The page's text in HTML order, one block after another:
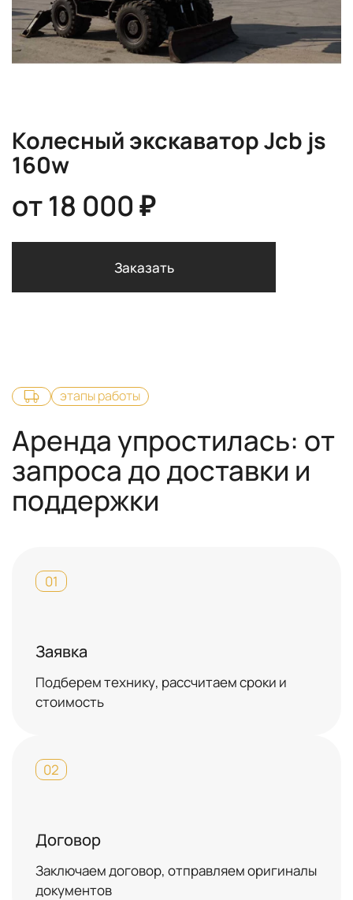
Колесный экскаватор Jcb js
160w
от18 000 ₽
Заказать
этапы работы
Аренда упростилась: от
запроса до доставки и
поддержки
01
Заявка
Подберем технику, рассчитаем сроки и
стоимость
02
Договор
Заключаем договор, отправляем оригиналы
документов